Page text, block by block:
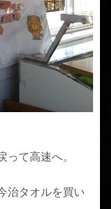
って高速へ。
治タオルを買い